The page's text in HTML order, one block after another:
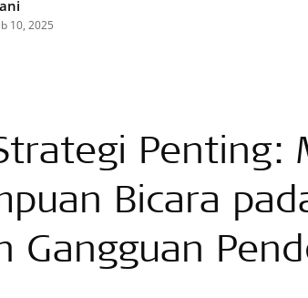
10, 2025
Penting:
Bicara
Gangguan